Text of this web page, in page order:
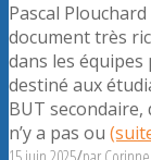
Pascal
document très
dans les
destiné aux
BUT
n’y a pas ou